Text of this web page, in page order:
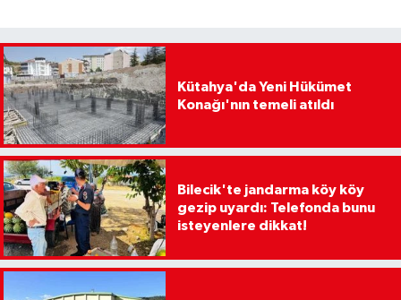
Kütahya'da Yeni Hükümet
Konağı'nın temeli atıldı
Bilecik'te jandarma köy köy
gezip uyardı: Telefonda bunu
isteyenlere dikkat!